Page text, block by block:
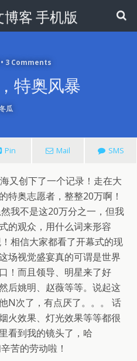
客 手机版
3 Comments
特奥风暴
瓜
Pin Mail SMS
又创下了一个记录！走在大
特奥志愿者，整整20万啊！
我不是这20万分之一，但我
的观众，用什么词来形容
相信大家都看了开幕式的现
场视觉盛宴真的可谓是世界
！而且领导、明星来了好
后姚明、赵薇等等。说起这
N次了，有点厌了。。。 话
火效果、灯光效果等等都很
看到我的镜头了，哈
苦的劳动啦！